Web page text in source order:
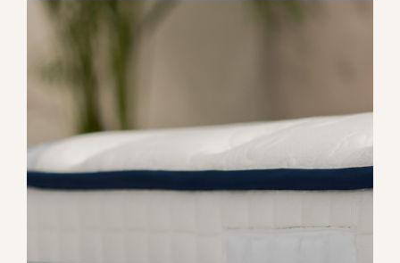
Η σειρά Luxury επαναπροσδιορίζει την
έννοια του ύπνου, προσφέροντας
απαράμιλλη άνεση και πολυτέλεια. Με
προσεκτικά επιλεγμένα υλικά και
προηγμένο σχεδιασμό, παρέχουν μια
εμπειρία ξεκούρασης που συνδυάζει